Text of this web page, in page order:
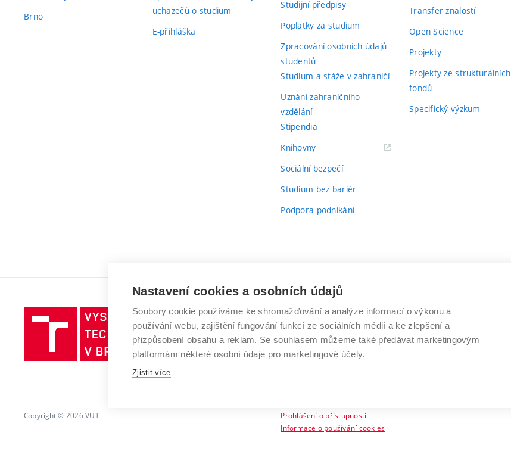
Brno
uchazečů o studium
E-přihláška
Studijní předpisy
Poplatky za studium
Zpracování osobních údajů
studentů
Studium a stáže v zahraničí
Uznání zahraničního
vzdělání
Stipendia
Knihovny(externí
Sociální bezpečí
Studium bez bariér
Podpora podnikání
Transfer znalostí
Open Science
Projekty
Projekty ze strukturálních
fondů
Specifický výzkum
Vysoké
učení
technické
v
VYSOKÉ UČENÍ TECHNICKÉ V BRNĚ
Antonínská 548/1
602 00 Brno
www.vut.cz
Copyright © 2026 VUT
Prohlášení o přístupnosti
Informace o používání cookies
Nastavení cookies a osobních údajů
Soubory cookie používáme ke shromažďování a analýze informací o výkonu a
používání webu, zajištění fungování funkcí ze sociálních médií a ke zlepšení a
přizpůsobení obsahu a reklam. Se souhlasem můžeme také předávat marketingovým
platformám některé osobní údaje pro marketingové účely.
Zjistit více